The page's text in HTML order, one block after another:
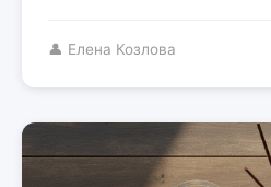
👤 Елена Козлова